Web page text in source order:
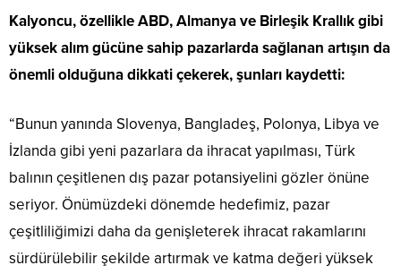
Kalyoncu, özellikle ABD, Almanya ve Birleşik Krallık gibi
yüksek alım gücüne sahip pazarlarda sağlanan artışın da
önemli olduğuna dikkati çekerek, şunları kaydetti:
“Bunun yanında Slovenya, Bangladeş, Polonya, Libya ve
İzlanda gibi yeni pazarlara da ihracat yapılması, Türk
balının çeşitlenen dış pazar potansiyelini gözler önüne
seriyor. Önümüzdeki dönemde hedefimiz, pazar
çeşitliliğimizi daha da genişleterek ihracat rakamlarını
sürdürülebilir şekilde artırmak ve katma değeri yüksek